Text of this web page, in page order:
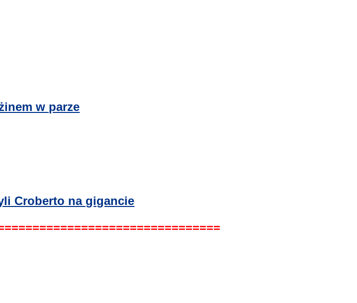
w parze
Croberto na gigancie